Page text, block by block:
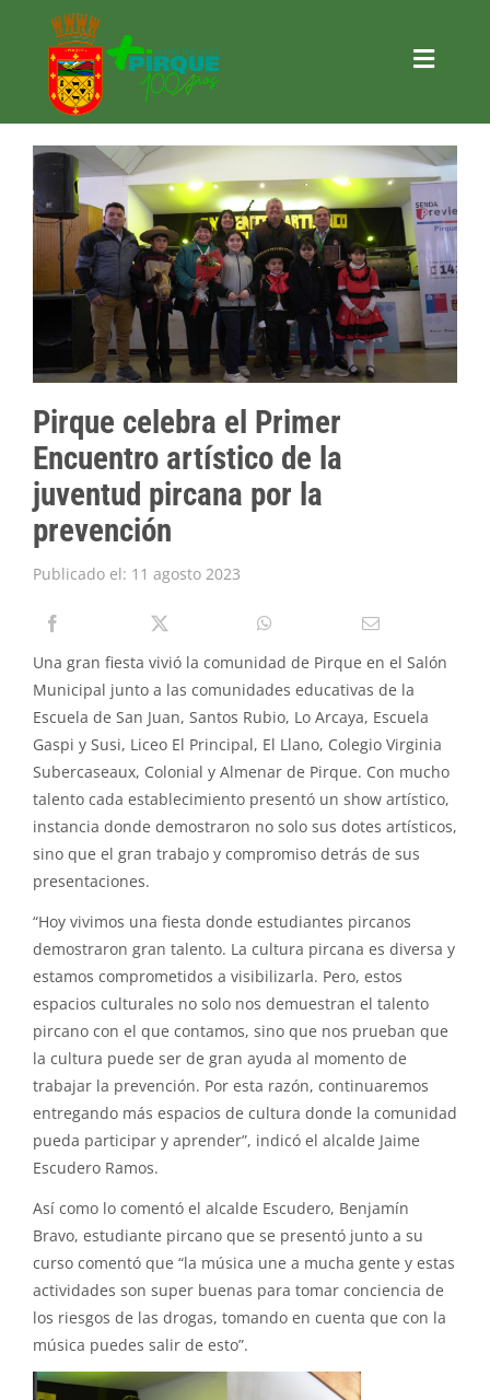
contenido
Toggle
Trámites
Municipalidad
+ Gestión
+ Pirque
+ Turismo
+ Actividades
Contacto
SOLICITAR INFORMACIÓN LOBBY
CONSULTAR INFORMACIÓN LOBBY
PIRQUE TRANSPARENTE
Pirque celebra el Primer
Encuentro artístico de la
juventud pircana por la
prevención
Publicado el: 11 agosto 2023
Una gran fiesta vivió la comunidad de Pirque en el Salón
Municipal junto a las comunidades educativas de la
Escuela de San Juan, Santos Rubio, Lo Arcaya, Escuela
Gaspi y Susi, Liceo El Principal, El Llano, Colegio Virginia
Subercaseaux, Colonial y Almenar de Pirque. Con mucho
talento cada establecimiento presentó un show artístico,
instancia donde demostraron no solo sus dotes artísticos,
sino que el gran trabajo y compromiso detrás de sus
presentaciones.
“Hoy vivimos una fiesta donde estudiantes pircanos
demostraron gran talento. La cultura pircana es diversa y
estamos comprometidos a visibilizarla. Pero, estos
espacios culturales no solo nos demuestran el talento
pircano con el que contamos, sino que nos prueban que
la cultura puede ser de gran ayuda al momento de
trabajar la prevención. Por esta razón, continuaremos
entregando más espacios de cultura donde la comunidad
pueda participar y aprender”, indicó el alcalde Jaime
Escudero Ramos.
Así como lo comentó el alcalde Escudero, Benjamín
Bravo, estudiante pircano que se presentó junto a su
curso comentó que “la música une a mucha gente y estas
actividades son super buenas para tomar conciencia de
los riesgos de las drogas, tomando en cuenta que con la
música puedes salir de esto”.